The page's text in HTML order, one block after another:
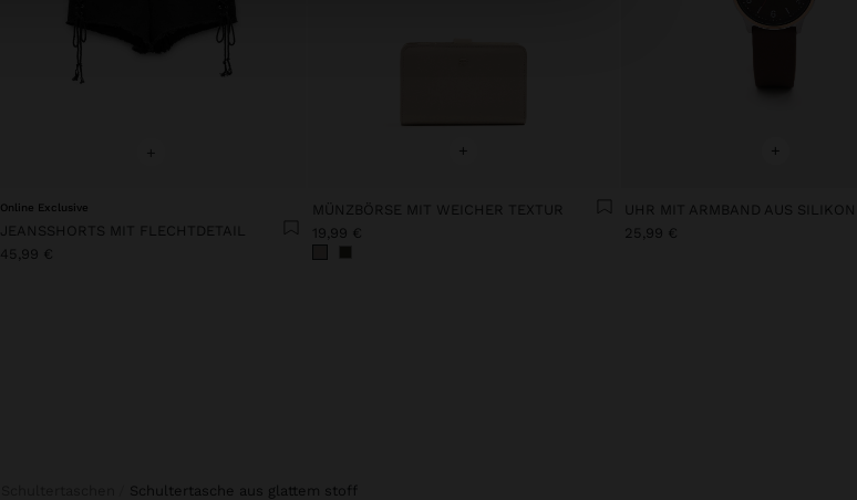
+
Online Exclusive
JEANSSHORTS MIT FLECHTDETAIL
45,99 €
+
MÜNZBÖRSE MIT WEICHER TEXTUR
19,99 €
+
UHR MIT ARMBAND AUS SILIKON
25,99 €
schultertasche aus glattem stoff